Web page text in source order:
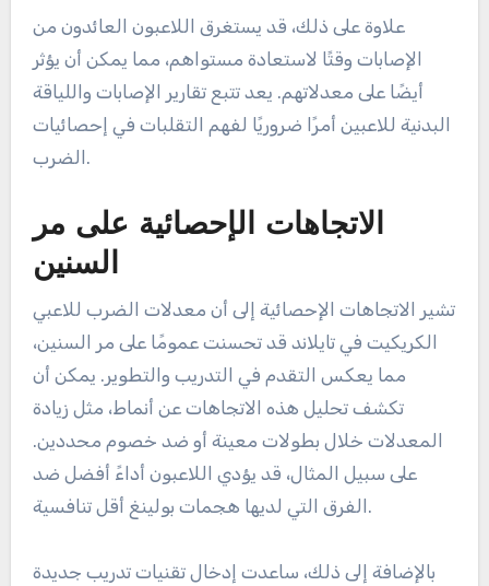
علاوة على ذلك، قد يستغرق اللاعبون العائدون من
الإصابات وقتًا لاستعادة مستواهم، مما يمكن أن يؤثر
أيضًا على معدلاتهم. يعد تتبع تقارير الإصابات واللياقة
البدنية للاعبين أمرًا ضروريًا لفهم التقلبات في إحصائيات
الضرب.
الاتجاهات الإحصائية على مر
السنين
تشير الاتجاهات الإحصائية إلى أن معدلات الضرب للاعبي
الكريكيت في تايلاند قد تحسنت عمومًا على مر السنين،
مما يعكس التقدم في التدريب والتطوير. يمكن أن
تكشف تحليل هذه الاتجاهات عن أنماط، مثل زيادة
المعدلات خلال بطولات معينة أو ضد خصوم محددين.
على سبيل المثال، قد يؤدي اللاعبون أداءً أفضل ضد
الفرق التي لديها هجمات بولينغ أقل تنافسية.
بالإضافة إلى ذلك، ساعدت إدخال تقنيات تدريب جديدة